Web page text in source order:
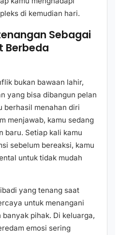
di kemudian hari.
Sebagai
Berbeda
bukan bawaan lahir,
yang bisa dibangun pelan
berhasil menahan diri
menjawab, kamu sedang
baru. Setiap kali kamu
sebelum bereaksi, kamu
untuk tidak mudah
yang tenang saat
untuk menangani
pihak. Di keluarga,
emosi sering